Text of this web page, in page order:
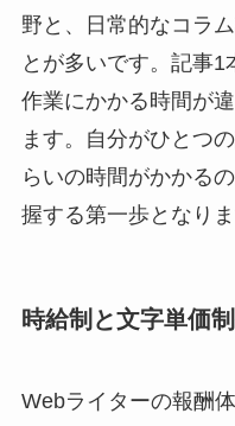
野と、日常的なコラ
とが多いです。記事1
作業にかかる時間が
ます。自分がひとつ
らいの時間がかかる
握する第一歩となりま
時給制と文字単価
Webライターの報酬